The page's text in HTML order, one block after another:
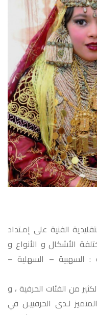
الفنية على إمـتداد
الأشكال و الأنواع و
– السهلية –
من الفئات الحرفية ، و
لـدى الحرفييـن في